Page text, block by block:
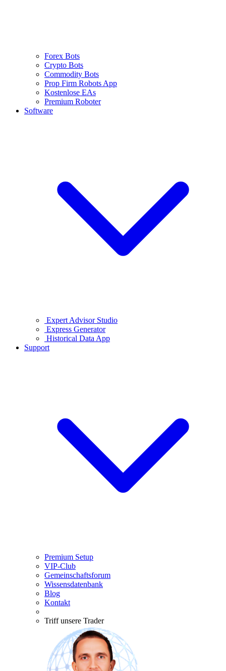
Forex Bots
Crypto Bots
Commodity Bots
Prop Firm Robots App
Kostenlose EAs
Premium Roboter
Software
Expert Advisor Studio
Express Generator
Historical Data App
Support
Premium Setup
VIP-Club
Gemeinschaftsforum
Wissensdatenbank
Blog
Kontakt
Triff unsere Trader